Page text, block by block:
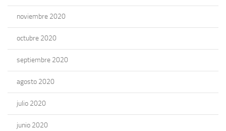
noviembre 2020
octubre 2020
septiembre 2020
agosto 2020
julio 2020
junio 2020